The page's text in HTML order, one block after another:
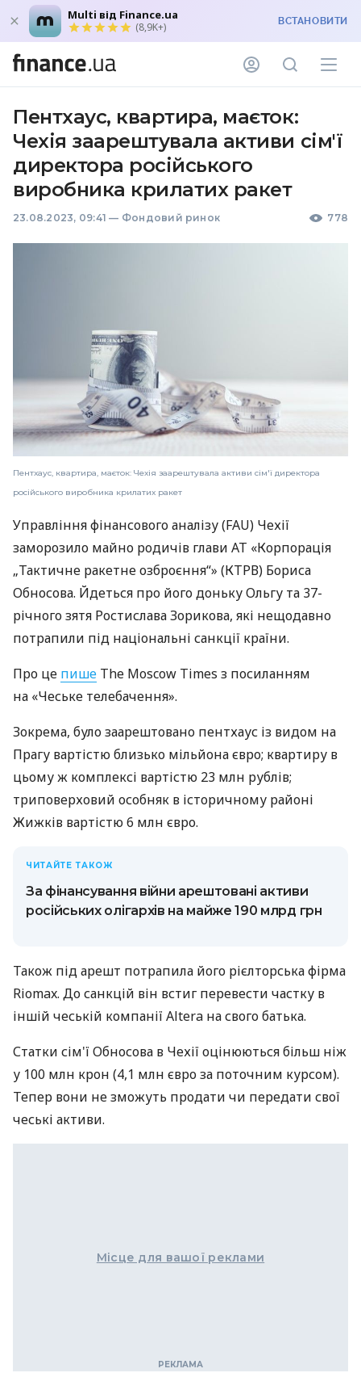
Multi від Finance.ua
(8,9K+) ВСТАНОВИТИ
Пентхаус, квартира, маєток:
Чехія заарештувала активи сім'ї
директора російського
виробника крилатих ракет
23.08.2023, 09:41 — Фондовий ринок 778
Пентхаус, квартира, маєток: Чехія заарештувала активи сім'ї директора
російського виробника крилатих ракет
Управління фінансового аналізу (FAU) Чехії
заморозило майно родичів глави АТ «Корпорація
„Тактичне ракетне озброєння“» (КТРВ) Бориса
Обносова. Йдеться про його доньку Ольгу та 37-
річного зятя Ростислава Зорикова, які нещодавно
потрапили під національні санкції країни.
Про це пише The Moscow Times з посиланням
на «Чеське телебачення».
Зокрема, було заарештовано пентхаус із видом на
Прагу вартістю близько мільйона євро; квартиру в
цьому ж комплексі вартістю 23 млн рублів;
триповерховий особняк в історичному районі
Жижків вартістю 6 млн євро.
ЧИТАЙТЕ ТАКОЖ
За фінансування війни арештовані активи
російських олігархів на майже 190 млрд грн
Також під арешт потрапила його рієлторська фірма
Riomax. До санкцій він встиг перевести частку в
іншій чеській компанії Altera на свого батька.
Статки сім'ї Обносова в Чехії оцінюються більш ніж
у 100 млн крон (4,1 млн євро за поточним курсом).
Тепер вони не зможуть продати чи передати свої
чеські активи.
Місце для вашої реклами